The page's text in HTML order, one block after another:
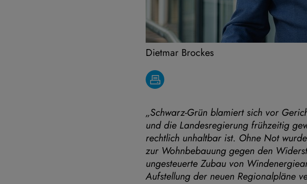
Dietmar Brockes
„Schwarz-Grün blamiert sich vor
und die Landesregierung frühzeitig
rechtlich unhaltbar ist. Ohne Not
zur Wohnbebauung gegen den
ungesteuerte Zubau von
Aufstellung der neuen Regionalpläne